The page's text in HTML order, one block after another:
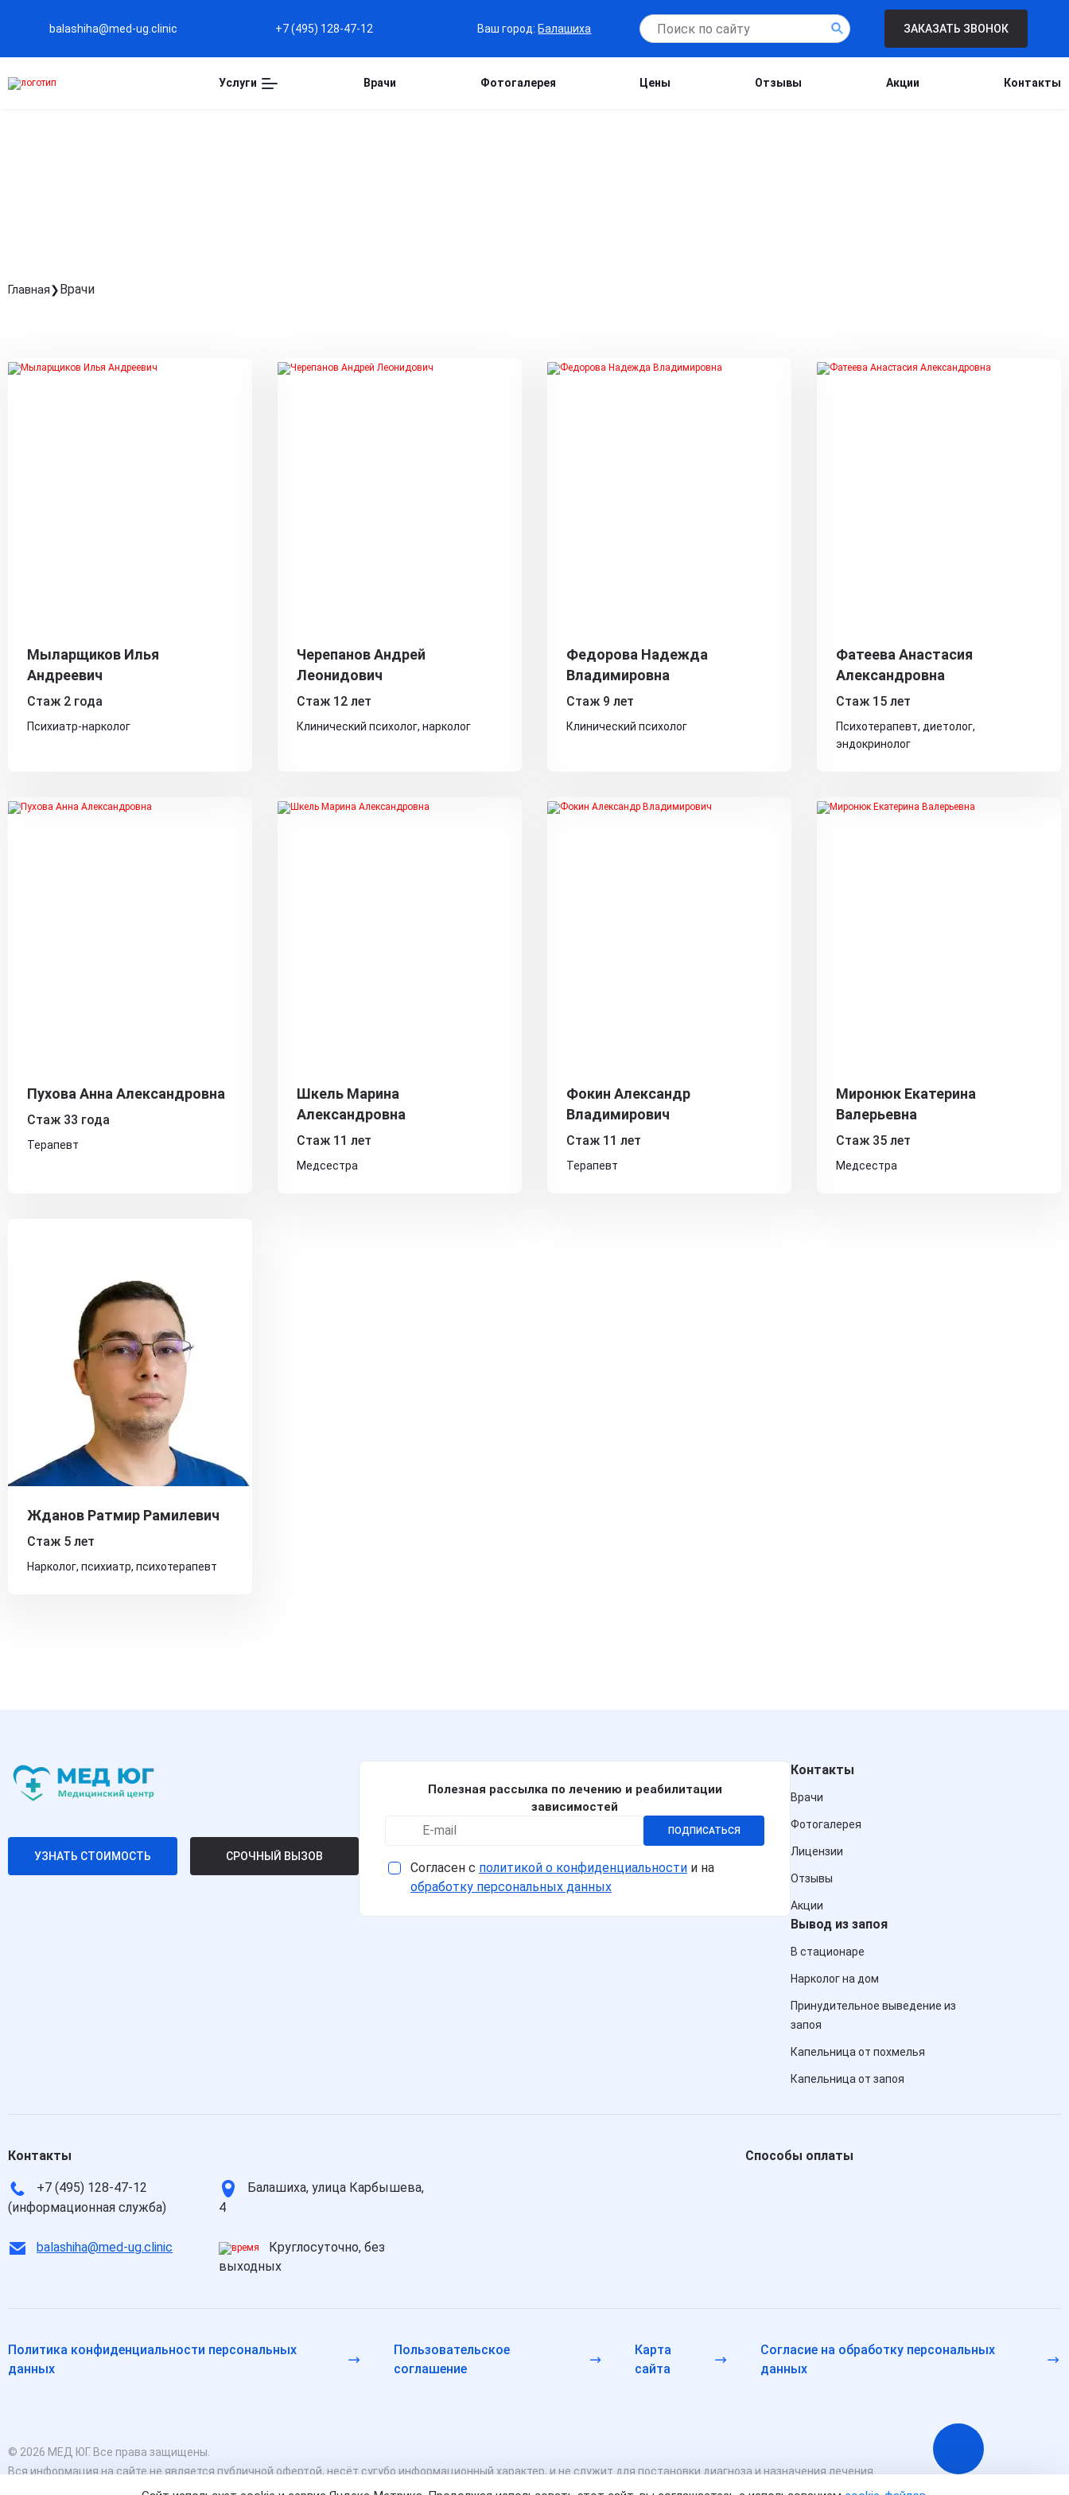
balashiha@med-ug.clinic +7 (495) 128-47-12 Ваш город:Балашиха ЗАКАЗАТЬ ЗВОНОК
Услуги Врачи Фотогалерея Цены Отзывы Акции Контакты
Главная Врачи
Мыларщиков Илья
Андреевич
Стаж 2 года
Психиатр-нарколог
Черепанов Андрей
Леонидович
Стаж 12 лет
Клинический психолог, нарколог
Федорова Надежда
Владимировна
Стаж 9 лет
Клинический психолог
Фатеева Анастасия
Александровна
Стаж 15 лет
Психотерапевт, диетолог,
эндокринолог
Пухова Анна Александровна
Стаж 33 года
Терапевт
Шкель Марина
Александровна
Стаж 11 лет
Медсестра
Фокин Александр
Владимирович
Стаж 11 лет
Терапевт
Миронюк Екатерина
Валерьевна
Стаж 35 лет
Медсестра
Жданов Ратмир Рамилевич
Стаж 5 лет
Нарколог, психиатр, психотерапевт
УЗНАТЬ СТОИМОСТЬ СРОЧНЫЙ ВЫЗОВ
Полезная рассылка по лечению и реабилитации
зависимостей
ПОДПИСАТЬСЯ
Согласен с политикой о конфиденциальности и на
обработку персональных данных
Контакты
Врачи
Фотогалерея
Лицензии
Отзывы
Акции
Вывод из запоя
В стационаре
Нарколог на дом
Принудительное выведение из
запоя
Капельница от похмелья
Капельница от запоя
Контакты
+7 (495) 128-47-12
(информационная служба)
Балашиха, улица Карбышева,
4
balashiha@med-ug.clinic
Круглосуточно, без
выходных
Способы оплаты
Политика конфиденциальности персональных
данных
Пользовательское
соглашение
Карта
сайта
Согласие на обработку персональных
данных
© 2026 МЕД ЮГ. Все права защищены.
Вся информация на сайте не является публичной офертой, несёт сугубо информационный характер, и не служит для постановки диагноза и назначения лечения.
Есть противопоказания, необходимо проконсультироваться с врачом. Консультационные услуги, оказываемые по телефону, мессенджерам и в соцсетях носят исключительно информационный